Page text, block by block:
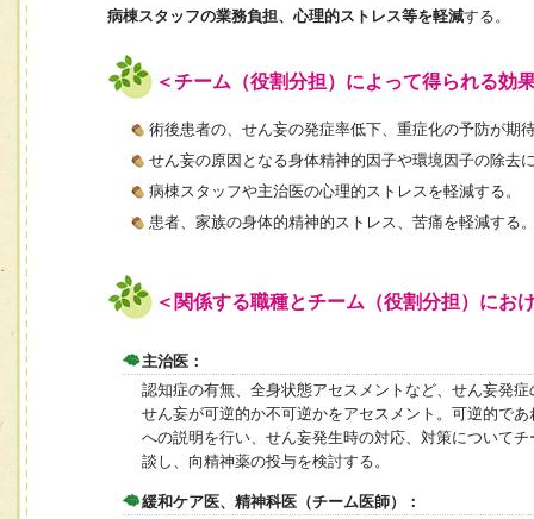
病棟スタッフの業務負担、心理的ストレス等を軽減する。
＜チーム（役割分担）によって得られる効
術後患者の、せん妄の発症率低下、重症化の予防が期
せん妄の原因となる身体精神的因子や環境因子の除去
病棟スタッフや主治医の心理的ストレスを軽減する。
患者、家族の身体的精神的ストレス、苦痛を軽減する
＜関係する職種とチーム（役割分担）にお
主治医：
認知症の有無、全身状態アセスメントなど、せん妄発
せん妄が可逆的か不可逆かをアセスメント。可逆的で
への説明を行い、せん妄発生時の対応、対策について
談し、向精神薬の投与を検討する。
緩和ケア医、精神科医（チーム医師）：